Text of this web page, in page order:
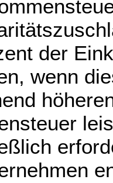
der
wenn